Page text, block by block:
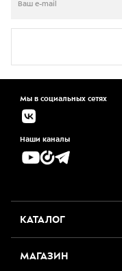
Мы в социальных сетях
Наши каналы
КАТАЛОГ
МАГАЗИН